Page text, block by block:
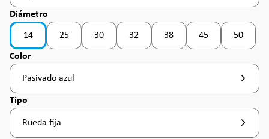
Seleccione
Diámetro
14 25
(Esta opción no está disponible en este momento. )
30
(Esta opción no está disponible en este momento. )
32
(Esta opción no está disponible en este
38
(Esta opción no está
45
(Esta opción no
50
(Esta
Seleccione
Color
Pasivado azul
Seleccione
Tipo
Rueda fija